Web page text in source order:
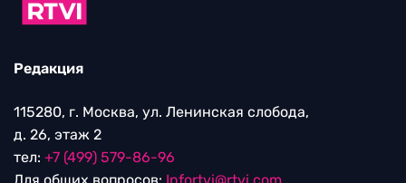
Редакция
115280, г. Москва, ул. Ленинская слобода,
д. 26, этаж 2
тел: +7 (499) 579-86-96